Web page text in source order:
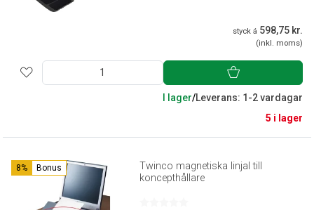
styck á 598,75 kr.
(inkl. moms)
I lager/Leverans: 1-2 vardagar
5 i lager
8% Bonus
Twinco magnetiska linjal till
koncepthållare